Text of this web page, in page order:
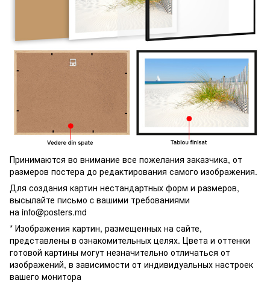
Принимаются во внимание все пожелания заказчика, от
размеров постера до редактирования самого изображения.
Для создания картин нестандартных форм и размеров,
высылайте письмо c вашими требованиями
на info@posters.md
* Изображения картин, размещенных на сайте,
представлены в ознакомительных целях. Цвета и оттенки
готовой картины могут незначительно отличаться от
изображений, в зависимости от индивидуальных настроек
вашего монитора